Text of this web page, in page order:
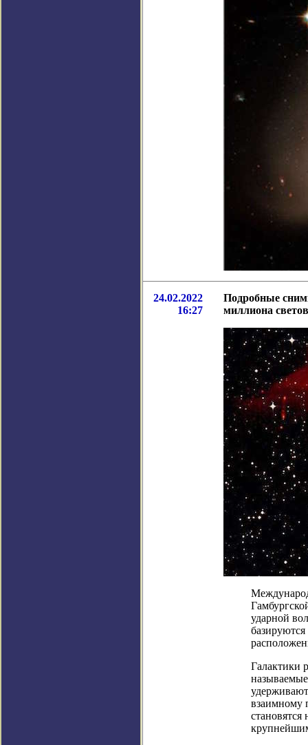
24.02.2022
16:27
Подробные
миллиона
ударной
Галактики
взаимному